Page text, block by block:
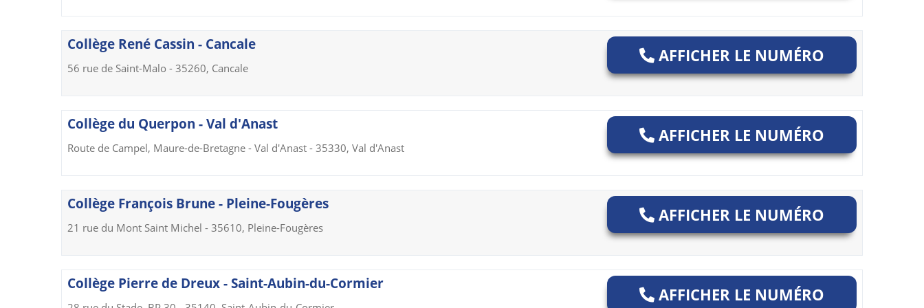
Collège René Cassin - Cancale
56 rue de Saint-Malo - 35260, Cancale
AFFICHER LE NUMÉRO
Collège du Querpon - Val d'Anast
Route de Campel, Maure-de-Bretagne - Val d'Anast - 35330, Val d'Anast
AFFICHER LE NUMÉRO
Collège François Brune - Pleine-Fougères
21 rue du Mont Saint Michel - 35610, Pleine-Fougères
AFFICHER LE NUMÉRO
Collège Pierre de Dreux - Saint-Aubin-du-Cormier
AFFICHER LE NUMÉRO